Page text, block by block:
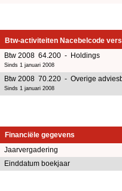
Btw-activiteiten Nacebelcode
Btw 2008 64.200 - Holdings
Sinds 1 januari 2008
Btw 2008 70.220 - Overige
Sinds 1 januari 2008
Financiële gegevens
Jaarvergadering
Einddatum boekjaar